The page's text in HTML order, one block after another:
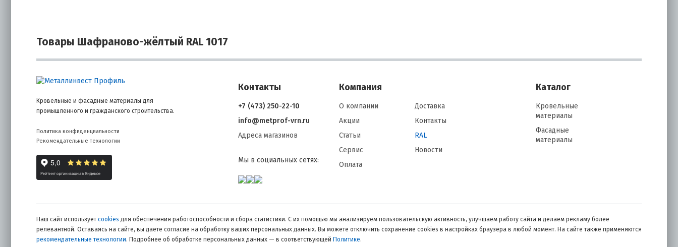
Товары Шафраново-жёлтый RAL 1017
Кровельные и фасадные материалы для
промышленного и гражданского строительства.
Политика конфиденциальности
Рекомендательные технологии
Контакты
+7 (473) 250-22-10
info@metprof-vrn.ru
Адреса магазинов
Мы в социальных сетях:
Компания
О компании
Акции
Статьи
Сервис
Оплата
Доставка
Контакты
RAL
Новости
Каталог
Кровельные
материалы
Фасадные
материалы
Наш сайт использует cookies для обеспечения работоспособности и сбора статистики. С их помощью мы анализируем пользовательскую активность, улучшаем работу сайта и делаем рекламу более
релевантной. Оставаясь на сайте, вы даете согласие на обработку ваших персональных данных. Вы можете отключить сохранение cookies в настройках браузера в любой момент. На сайте также применяются
рекомендательные технологии. Подробнее об обработке персональных данных — в соответствующей Политике.